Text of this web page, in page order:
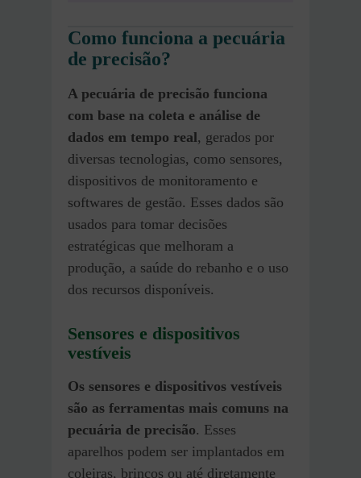
Como funciona a pecuária
de precisão?
A pecuária de precisão funciona
com base na coleta e análise de
dados em tempo real, gerados por
diversas tecnologias, como sensores,
dispositivos de monitoramento e
softwares de gestão. Esses dados são
usados para tomar decisões
estratégicas que melhoram a
produção, a saúde do rebanho e o uso
dos recursos disponíveis.
Sensores e dispositivos
vestíveis
Os sensores e dispositivos vestíveis
são as ferramentas mais comuns na
pecuária de precisão. Esses
aparelhos podem ser implantados em
coleiras, brincos ou até diretamente